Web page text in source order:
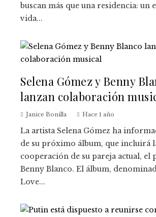
buscan más que una residencia: un
vida...
Selena Gómez y Benny
lanzan colaboración
Janice Bonilla Hace 1 año
La artista Selena Gómez ha
de su próximo álbum, que incluirá
cooperación de su pareja actual, el
Benny Blanco. El álbum,
Love...